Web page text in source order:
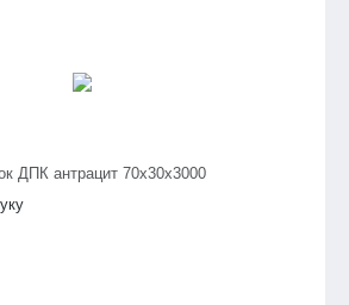
ДПК антрацит 70х30х3000